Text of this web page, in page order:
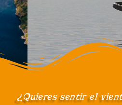
¿Quieres sentir el